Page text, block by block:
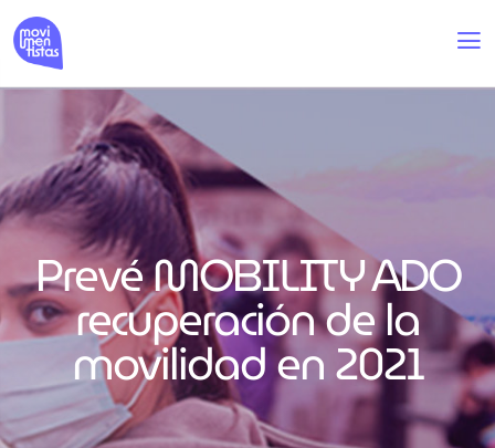
Prevé MOBILITY ADO
recuperación de la
movilidad en 2021